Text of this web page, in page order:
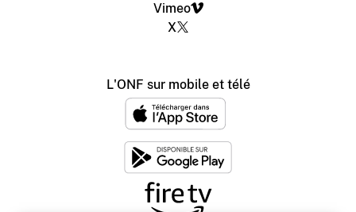
Vimeo
X
L'ONF sur mobile et télé